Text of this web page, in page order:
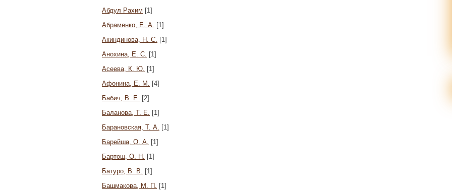
Абдул Рахим [1]
Абраменко, Е. А. [1]
Акиндинова, Н. С. [1]
Анохина, Е. С. [1]
Асеева, К. Ю. [1]
Афонина, Е. М. [4]
Бабич, В. Е. [2]
Баланова, Т. Е. [1]
Барановская, Т. А. [1]
Барейша, О. А. [1]
Бартош, О. Н. [1]
Батуро, В. В. [1]
Башмакова, М. П. [1]